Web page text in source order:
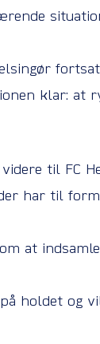
klar: at
til FC
har til
at
holdet og